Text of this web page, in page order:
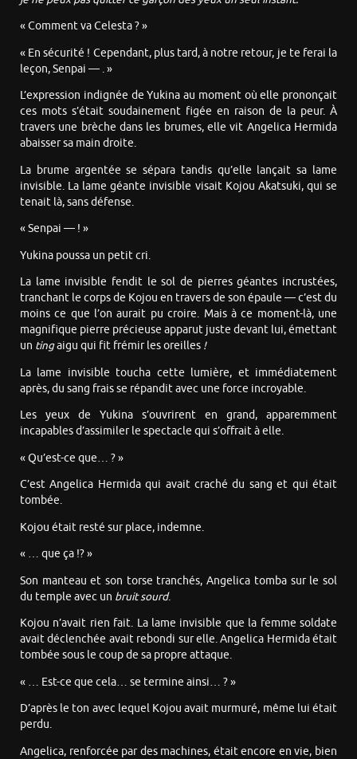
« Comment va Celesta ? »
« En sécurité ! Cependant, plus tard, à notre retour, je te ferai la
leçon, Senpai — . »
L’expression indignée de Yukina au moment où elle prononçait
ces mots s’était soudainement figée en raison de la peur. À
travers une brèche dans les brumes, elle vit Angelica Hermida
abaisser sa main droite.
La brume argentée se sépara tandis qu’elle lançait sa lame
invisible. La lame géante invisible visait Kojou Akatsuki, qui se
tenait là, sans défense.
« Senpai — ! »
Yukina poussa un petit cri.
La lame invisible fendit le sol de pierres géantes incrustées,
tranchant le corps de Kojou en travers de son épaule — c’est du
moins ce que l’on aurait pu croire. Mais à ce moment-là, une
magnifique pierre précieuse apparut juste devant lui, émettant
un tingaigu qui fit frémir les oreilles !
La lame invisible toucha cette lumière, et immédiatement
après, du sang frais se répandit avec une force incroyable.
Les yeux de Yukina s’ouvrirent en grand, apparemment
incapables d’assimiler le spectacle qui s’offrait à elle.
« Qu’est-ce que… ? »
C’est Angelica Hermida qui avait craché du sang et qui était
tombée.
Kojou était resté sur place, indemne.
« … que ça !? »
Son manteau et son torse tranchés, Angelica tomba sur le sol
du temple avec un bruit sourd.
Kojou n’avait rien fait. La lame invisible que la femme soldate
avait déclenchée avait rebondi sur elle. Angelica Hermida était
tombée sous le coup de sa propre attaque.
« … Est-ce que cela… se termine ainsi… ? »
D’après le ton avec lequel Kojou avait murmuré, même lui était
perdu.
Angelica, renforcée par des machines, était encore en vie, bien